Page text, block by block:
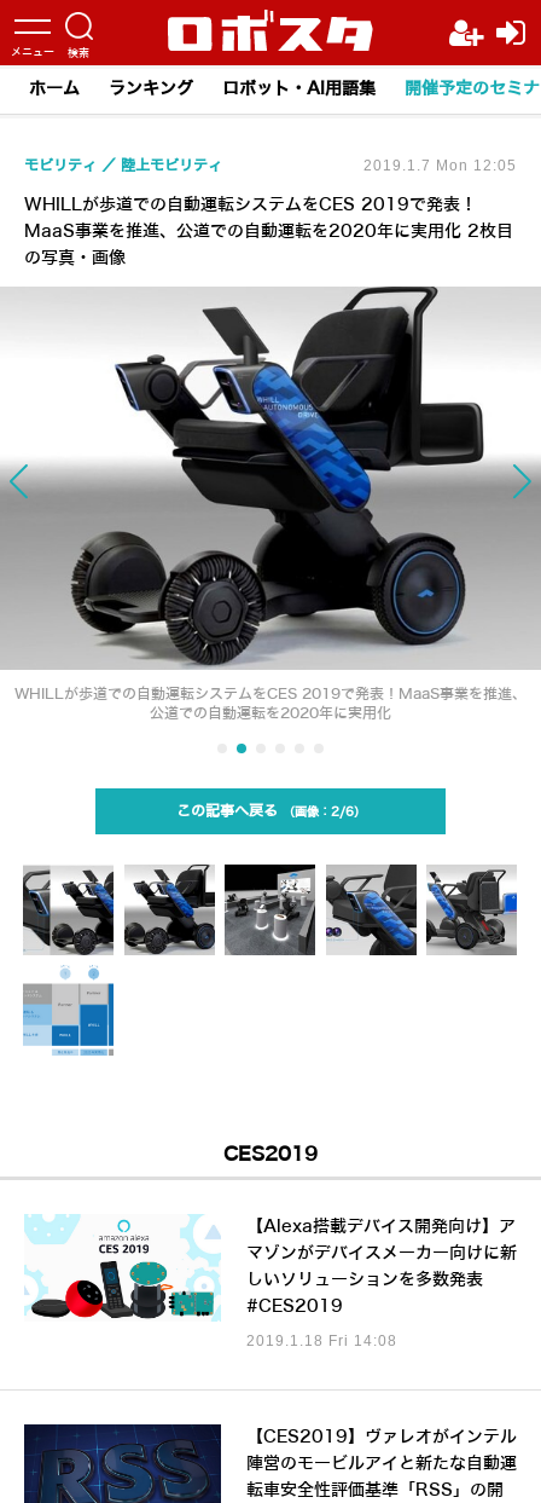
ホーム ランキング ロボット・AI用語集 開催予定のセミ
WHILLが歩道での自動運転システムをCES 2019で発表！
MaaS事業を推進、公道での自動運転を2020年に実用化 2枚目
の写真・画像
モビリティ 陸上モビリティ 2019.1.7 Mon 12:05
WHILLが歩道での自動運転システムをCES 2019で発表！MaaS事業を推進、
公道での自動運転を2020年に実用化
この記事へ戻る 2/6
CES2019
【Alexa搭載デバイス開発向け】ア
マゾンがデバイスメーカー向けに新
しいソリューションを多数発表
#CES2019
2019.1.18 Fri 14:08
【CES2019】ヴァレオがインテル
陣営のモービルアイと新たな自動運
転車安全性評価基準「RSS」の開